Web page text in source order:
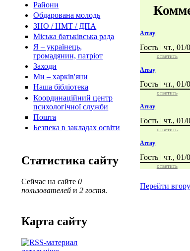
Райони
Обдарована молодь
ЗНО / НМТ / ДПА
Міська батьківська рада
Я – українець,
громадянин, патріот
Заходи
Ми – харків'яни
Наша бібліотека
Координаційний центр
психологічної служби
Пошта
Безпека в закладах освіти
Статистика сайту
Сейчас на сайте0
пользователей и2 гостя.
Карта сайту
Array
Гость | чт.,
ответить
Array
Гость | чт.,
ответить
Array
Гость | чт.,
ответить
Array
Гость | чт.,
ответить
Перейти вгору